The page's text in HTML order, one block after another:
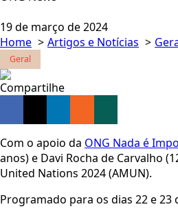
19 de março de 2024
Home
Artigos e Notícias
Geral
Compartilhe
Com o apoio da ONG Nada é
anos) e Davi Rocha de Carvalho
United Nations 2024 (AMUN).
Programado para os dias 22 e